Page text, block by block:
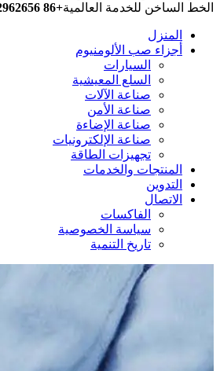
الخط الساخن للخدمة العالمية+86 18312962656
المنزل
أجزاء صب الألومنيوم
السيارات
السلع المعيشية
صناعة الآلات
صناعة الأمن
صناعة الإضاءة
صناعة الإلكترونيات
تجهيزات الطاقة
المنتجات والخدمات
التدوين
الاتصال
الفاكسات
سياسة الخصوصية
تاريخ التنمية